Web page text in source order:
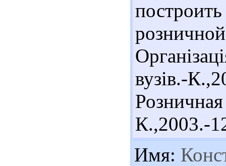
вузів.-
К.,2003.-
Имя: